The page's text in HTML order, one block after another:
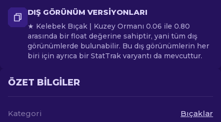
DIŞ GÖRÜNÜM VERSIYONLARI
★ Kelebek Bıçak | Kuzey Ormanı 0.06 ile 0.80
arasında bir float değerine sahiptir, yani tüm dış
görünümlerde bulunabilir. Bu dış görünümlerin her
biri için ayrıca bir StatTrak varyantı da mevcuttur.
ÖZET BILGILER
Kategori
Bıçaklar